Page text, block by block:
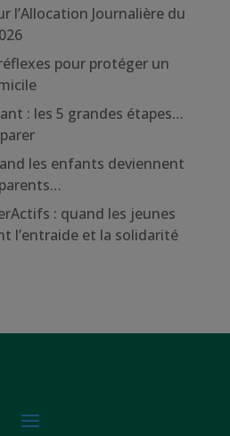
l’Allocation Journalière du
pour protéger un
: les 5 grandes étapes…
les enfants deviennent
: quand les jeunes
l’entraide et la solidarité